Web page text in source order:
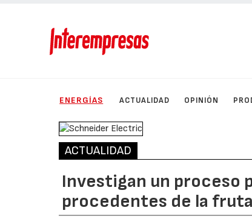
ENERGÍAS ACTUALIDAD OPINIÓN
ACTUALIDAD
Investigan un proceso
procedentes de la fruta